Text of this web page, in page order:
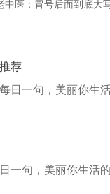
荐
一句，美丽你生活